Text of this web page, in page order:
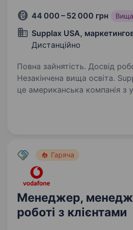
44 000 – 52 000 грн
Supplax USA,
Дистанційно
Повна зайнятість. Досвід
Незакінчена вища освіта. Supplax —
це американська компанія з
розвивається на ринку. Ми
Гаряча
Менеджер,
роботі з клієнтами